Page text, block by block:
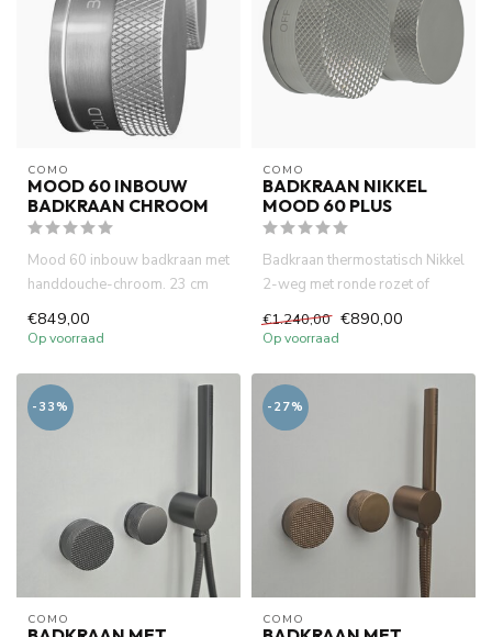
COMO
MOOD 60 INBOUW
BADKRAAN CHROOM
Mood 60 inbouw badkraan met
handdouche-chroom. 23 cm
uitloop. Incl. 2 x inbouw b...
€849,00
Op voorraad
COMO
BADKRAAN NIKKEL
MOOD 60 PLUS
Badkraan thermostatisch Nikkel
2-weg met ronde rozet of
vierkante rozet, gemaakt...
€1.240,00 €890,00
Op voorraad
-33%
COMO
-27%
COMO